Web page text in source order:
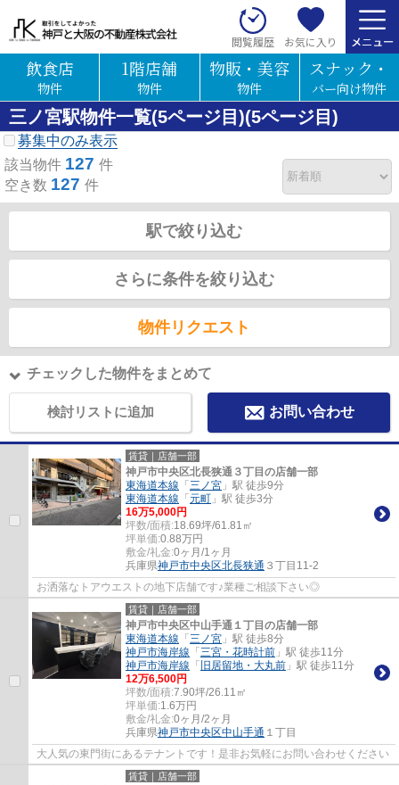
閲覧履歴 お気に入り
飲食店
物件
1階店舗
物件
物販・美容
物件
スナック・
バー向け物件
三ノ宮駅物件一覧(5ページ目)(5ページ目)
募集中のみ表示
該当物件 127 件
空き数 127 件
駅で絞り込む
さらに条件を絞り込む
物件リクエスト
チェックした物件をまとめて
検討リストに追加 お問い合わせ
賃貸｜店舗一部
神戸市中央区北長狭通３丁目の店舗一部
東海道本線 「 三ノ宮 」駅 徒歩9分
東海道本線 「 元町 」駅 徒歩3分
16万5,000円
坪数/面積:18.69坪/61.81㎡
坪単価:0.88万円
敷金/礼金:0ヶ月/1ヶ月
兵庫県神戸市中央区北長狭通 ３丁目11-2
お洒落なトアウエストの地下店舗です♪業種ご相談下さい◎
賃貸｜店舗一部
神戸市中央区中山手通１丁目の店舗一部
東海道本線 「 三ノ宮 」駅 徒歩8分
神戸市海岸線 「 三宮・花時計前 」駅 徒歩11分
神戸市海岸線 「 旧居留地・大丸前 」駅 徒歩11分
12万6,500円
坪数/面積:7.90坪/26.11㎡
坪単価:1.6万円
敷金/礼金:0ヶ月/2ヶ月
兵庫県神戸市中央区中山手通 １丁目
大人気の東門街にあるテナントです！是非お気軽にお問い合わせください
賃貸｜店舗一部